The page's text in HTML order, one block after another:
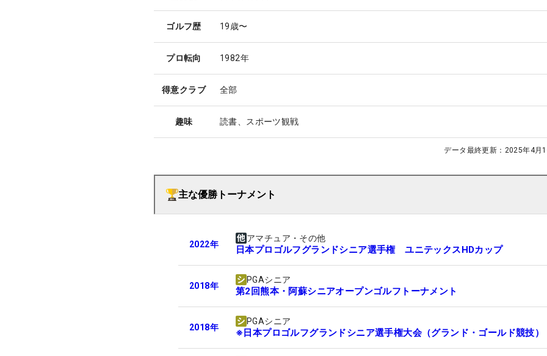
ゴルフ歴 19歳〜
プロ転向 1982年
得意クラブ 全部
趣味 読書、スポーツ観戦
データ最終更新： 2025年4月
主な優勝トーナメント
2022年
アマチュア・その他
日本プロゴルフグランドシニア選手権 ユニテックスHDカップ
2018年
PGAシニア
第2回熊本・阿蘇シニアオープンゴルフトーナメント
2018年
PGAシニア
※日本プロゴルフグランドシニア選手権大会（グランド・ゴールド競技）